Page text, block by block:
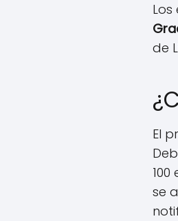
de
El
se